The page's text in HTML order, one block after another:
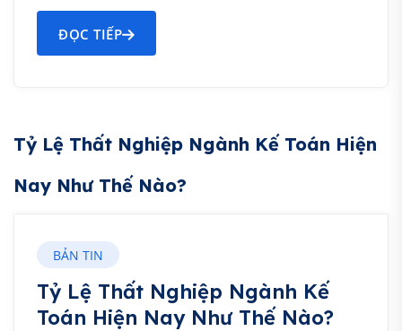
ĐỌC TIẾP
Tỷ Lệ Thất Nghiệp Ngành Kế Toán Hiện
Nay Như Thế Nào?
BẢN TIN
Tỷ Lệ Thất Nghiệp Ngành Kế
Toán Hiện Nay Như Thế Nào?